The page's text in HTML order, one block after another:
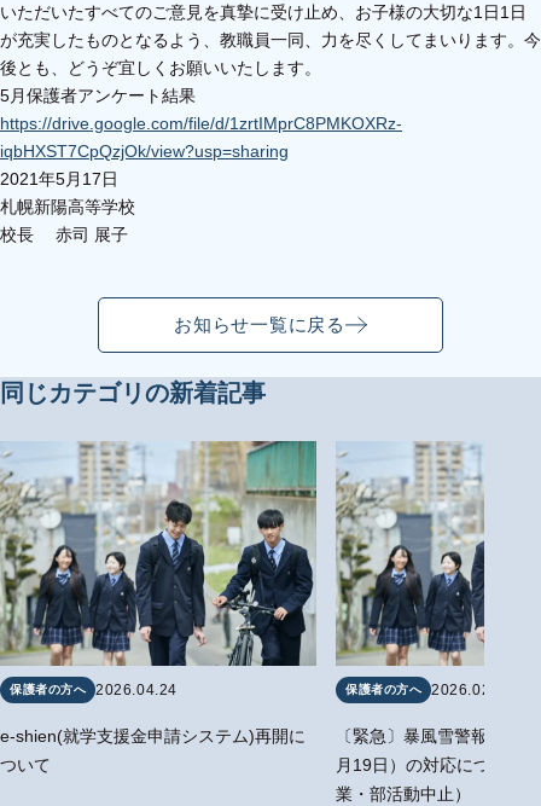
いただいたすべてのご意見を真摯に受け止め、お子様の大切な1日1日
が充実したものとなるよう、教職員一同、力を尽くしてまいります。今
後とも、どうぞ宜しくお願いいたします。
5月保護者アンケート結果
https://drive.google.com/file/d/1zrtIMprC8PMKOXRz-
iqbHXST7CpQzjOk/view?usp=sharing
2021年5月17日
札幌新陽高等学校
校長 赤司 展子
お知らせ一覧に戻る
同じカテゴリの新着記事
保護者の方へ 2026.04.24
e-shien(就学支援金申請システム)再開に
ついて
保護者の方へ 2026.02.19
〔緊急〕暴風雪警報の発
月19日）の対応について
業・部活動中止）